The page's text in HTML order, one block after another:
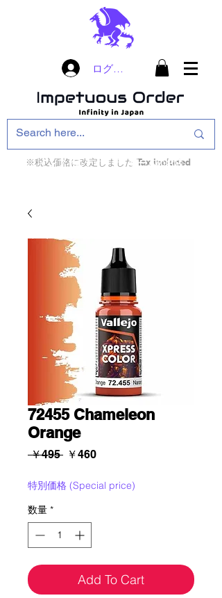
ログイン
※税込価格に改定しました Tax included
インフィニティ・ザ・ゲームのお店
72455 Chameleon
Orange
￥495 通
価
￥460セ
ル
特別価格 (Special price)
数量 *
Add To Cart